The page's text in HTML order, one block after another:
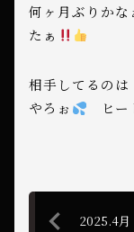
何ヶ月ぶりかな
たぁ
相手してるのは
やろぉ
ヒー
2025.4月